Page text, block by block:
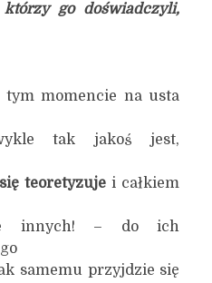
go doświadczyli,
momencie na usta
tak jakoś jest,
teoretyzuje i całkiem
innych! – do ich
samemu przyjdzie się